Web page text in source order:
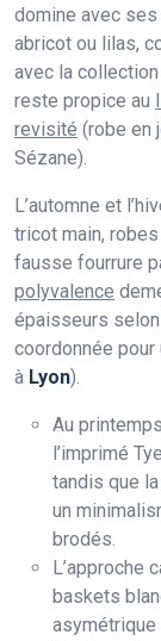
domine avec
abricot ou lilas,
avec la collection
reste propice au
revisité (robe en
Sézane).
L’automne et
tricot main,
fausse fourrure
polyvalence
épaisseurs
coordonnée pour
à Lyon).
Au
l’imprimé
tandis que
un
brodés.
L’approche
baskets